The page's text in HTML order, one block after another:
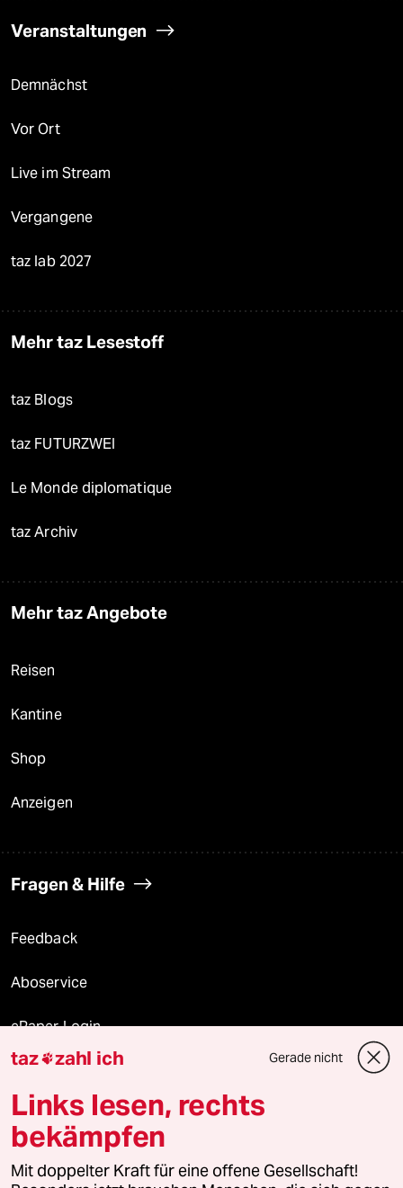
Veranstaltungen
Demnächst
Vor Ort
Live im Stream
Vergangene
taz lab 2027
Mehr taz Lesestoff
taz Blogs
taz FUTURZWEI
Le Monde diplomatique
taz Archiv
Mehr taz Angebote
Reisen
Kantine
Shop
Anzeigen
Fragen & Hilfe
Feedback
Aboservice
ePaper Login
Downloads für Abonnierende
© 2026 taz Verlags und Vertriebs GmbH
Alle Rechte vorbehalten. Bei rechtlichen Fragen oder für Genehmigungen
wenden Sie sich bitte an
lizenzen@taz.de
taz zahl ich Gerade nicht
Links lesen, rechts
bekämpfen
Mit doppelter Kraft für eine offene Gesellschaft!